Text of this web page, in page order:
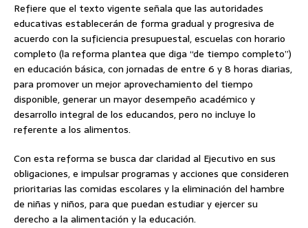
Refiere que el texto vigente señala que las autoridades
educativas establecerán de forma gradual y progresiva de
acuerdo con la suficiencia presupuestal, escuelas con horario
completo (la reforma plantea que diga “de tiempo completo”)
en educación básica, con jornadas de entre 6 y 8 horas diarias,
para promover un mejor aprovechamiento del tiempo
disponible, generar un mayor desempeño académico y
desarrollo integral de los educandos, pero no incluye lo
referente a los alimentos.
Con esta reforma se busca dar claridad al Ejecutivo en sus
obligaciones, e impulsar programas y acciones que consideren
prioritarias las comidas escolares y la eliminación del hambre
de niñas y niños, para que puedan estudiar y ejercer su
derecho a la alimentación y la educación.